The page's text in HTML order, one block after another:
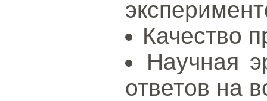
Качество
Научная
ответов на